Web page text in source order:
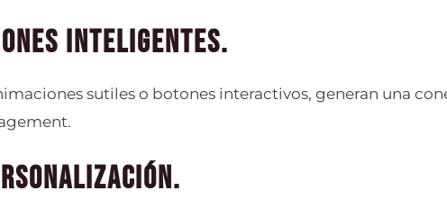
inteligentes.
sutiles o botones interactivos, generan una